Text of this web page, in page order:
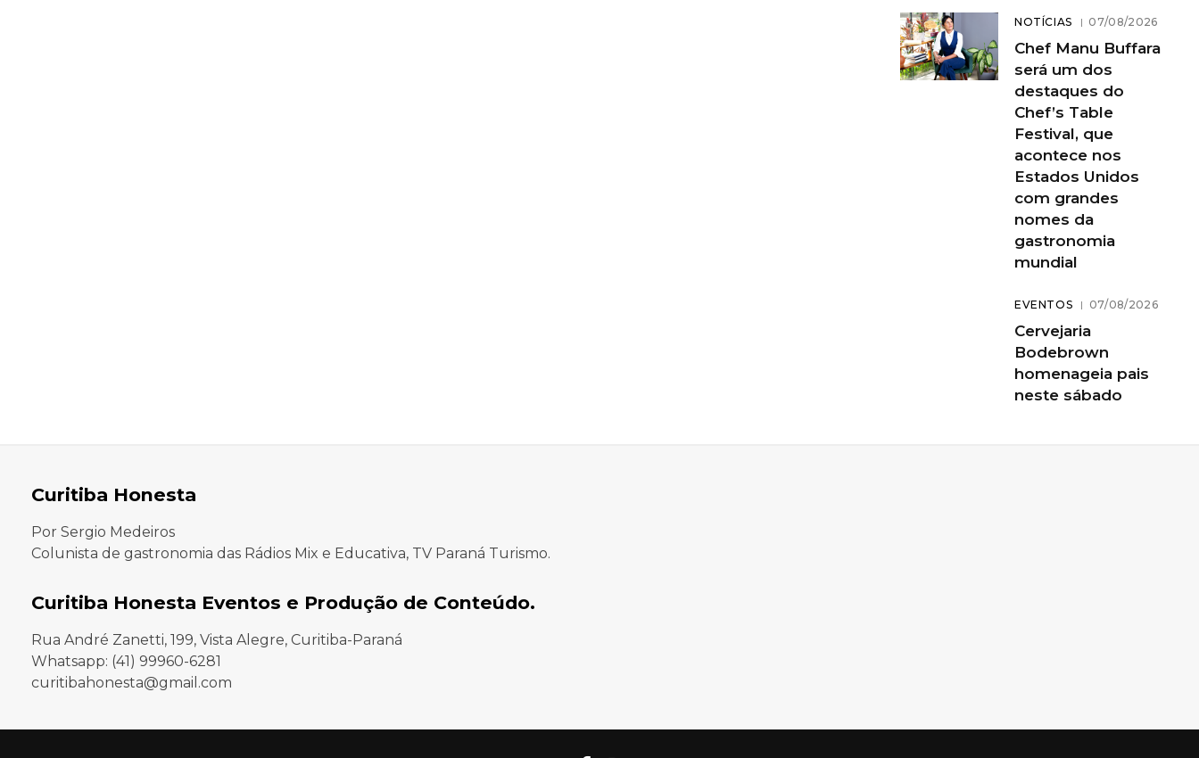
NOTÍCIAS 07/08/2026
Chef Manu Buffara
será um dos
destaques do
Chef’s Table
Festival, que
acontece nos
Estados Unidos
com grandes
nomes da
gastronomia
mundial
EVENTOS 07/08/2026
Cervejaria
Bodebrown
homenageia pais
neste sábado
Curitiba Honesta
Por Sergio Medeiros
Colunista de gastronomia das Rádios Mix e Educativa, TV Paraná Turismo.
Curitiba Honesta Eventos e Produção de Conteúdo.
Rua André Zanetti, 199, Vista Alegre, Curitiba-Paraná
Whatsapp: (41) 99960-6281
curitibahonesta@gmail.com